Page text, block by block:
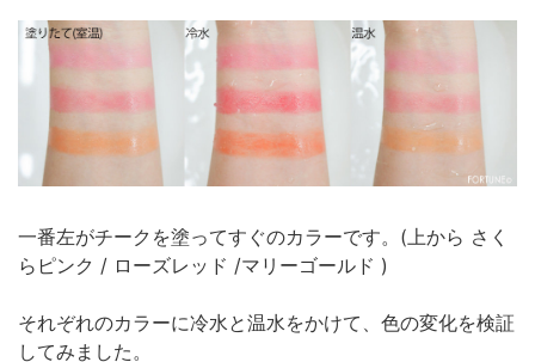
一番左がチークを塗ってすぐのカラーです。(上から さく
らピンク / ローズレッド /マリーゴールド )
それぞれのカラーに冷水と温水をかけて、色の変化を検証
してみました。